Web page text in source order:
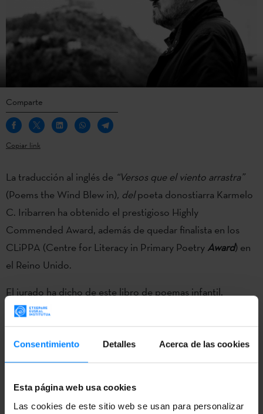
Consentimiento Detalles Acerca de las cookies
Esta página web usa cookies
Las cookies de este sitio web se usan para personalizar
Comparte
Copiar link
La traducción al inglés de “Versos que el viento arrastra”
(Poems the Wind Blew in), delpoeta donostiarra Karmelo
C. Iribarren ha obtenido el prestigioso Highly
Commended Award, además de quedar finalista en los
CLiPPA (Centre for Literacy in Primary Poetry Award) en
el Reino Unido.
El jurado ha dicho de este libro de poemas infantil,
ilustrado por Riya Chowdhury, traducido por Lawrence
Schimel y publicado por Emma Press, que es «un libro
para llevar contigo, prueba de que la poesía son ideas,
pensamientos y emociones capturadas en palabras».
Se trata de la primera vez que una obra traducida se
clasifica como finalista desde que el premio CLiPPA-el